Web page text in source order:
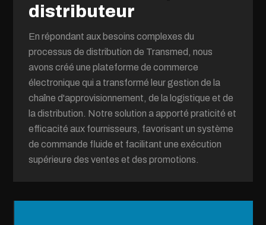
distributeur
En répondant aux besoins complexes du
processus de distribution de Transmed, nous
avons créé une plateforme de commerce
électronique qui a transformé leur gestion de la
chaîne d'approvisionnement, de la logistique et de
la distribution. Notre solution a apporté praticité et
efficacité aux fournisseurs, favorisant un système
de commande fluide et facilitant une exécution
supérieure des ventes et des promotions.